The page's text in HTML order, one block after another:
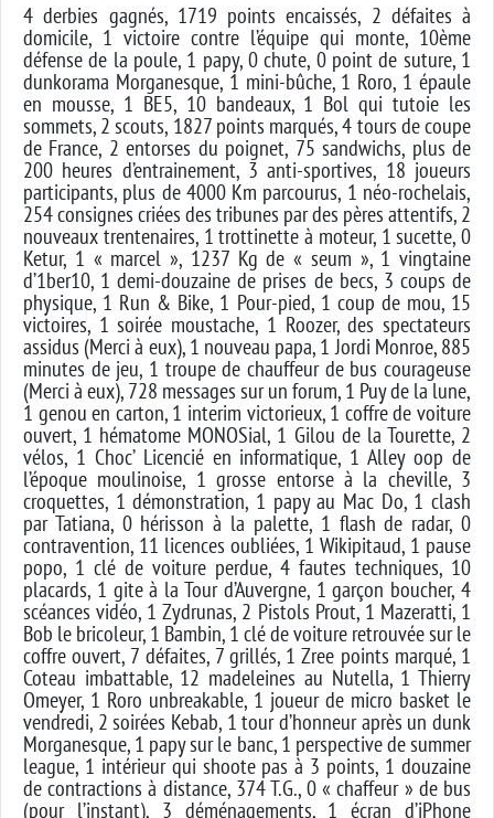
4 derbies gagnés, 1719 points encaissés, 2 défaites à
domicile, 1 victoire contre l’équipe qui monte, 10ème
défense de la poule, 1 papy, 0 chute, 0 point de suture, 1
dunkorama Morganesque, 1 mini-bûche, 1 Roro, 1 épaule
en mousse, 1 BE5, 10 bandeaux, 1 Bol qui tutoie les
sommets, 2 scouts, 1827 points marqués, 4 tours de coupe
de France, 2 entorses du poignet, 75 sandwichs, plus de
200 heures d’entrainement, 3 anti-sportives, 18 joueurs
participants, plus de 4000 Km parcourus, 1 néo-rochelais,
254 consignes criées des tribunes par des pères attentifs, 2
nouveaux trentenaires, 1 trottinette à moteur, 1 sucette, 0
Ketur, 1 « marcel », 1237 Kg de « seum », 1 vingtaine
d’1ber10, 1 demi-douzaine de prises de becs, 3 coups de
physique, 1 Run & Bike, 1 Pour-pied, 1 coup de mou, 15
victoires, 1 soirée moustache, 1 Roozer, des spectateurs
assidus (Merci à eux), 1 nouveau papa, 1 Jordi Monroe, 885
minutes de jeu, 1 troupe de chauffeur de bus courageuse
(Merci à eux), 728 messages sur un forum, 1 Puy de la lune,
1 genou en carton, 1 interim victorieux, 1 coffre de voiture
ouvert, 1 hématome MONOSial, 1 Gilou de la Tourette, 2
vélos, 1 Choc’ Licencié en informatique, 1 Alley oop de
l’époque moulinoise, 1 grosse entorse à la cheville, 3
croquettes, 1 démonstration, 1 papy au Mac Do, 1 clash
par Tatiana, 0 hérisson à la palette, 1 flash de radar, 0
contravention, 11 licences oubliées, 1 Wikipitaud, 1 pause
popo, 1 clé de voiture perdue, 4 fautes techniques, 10
placards, 1 gite à la Tour d’Auvergne, 1 garçon boucher, 4
scéances vidéo, 1 Zydrunas, 2 Pistols Prout, 1 Mazeratti, 1
Bob le bricoleur, 1 Bambin, 1 clé de voiture retrouvée sur le
coffre ouvert, 7 défaites, 7 grillés, 1 Zree points marqué, 1
Coteau imbattable, 12 madeleines au Nutella, 1 Thierry
Omeyer, 1 Roro unbreakable, 1 joueur de micro basket le
vendredi, 2 soirées Kebab, 1 tour d’honneur après un dunk
Morganesque, 1 papy sur le banc, 1 perspective de summer
league, 1 intérieur qui shoote pas à 3 points, 1 douzaine
de contractions à distance, 374 T.G., 0 « chaffeur » de bus
(pour l’instant), 3 déménagements, 1 écran d’iPhone